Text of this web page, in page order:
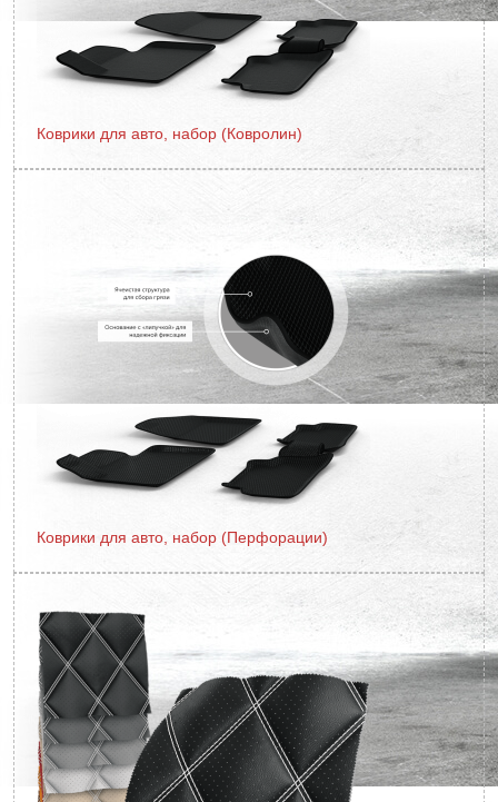
Коврики для авто, набор (Ковролин)
Коврики для авто, набор (Перфорации)